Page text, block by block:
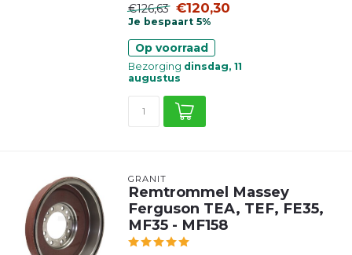
€126,63 €120,30
Je bespaart 5%
Op voorraad
Bezorging dinsdag, 11
augustus
GRANIT
Remtrommel Massey
Ferguson TEA, TEF, FE35,
MF35 - MF158